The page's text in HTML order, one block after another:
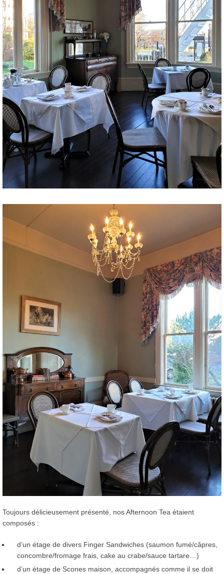
Toujours délicieusement présenté, nos Afternoon Tea étaient
composés :
d’un étage de divers Finger Sandwiches (saumon fumé/câpres,
concombre/fromage frais, cake au crabe/sauce tartare…)
d’un étage de Scones maison, accompagnés comme il se doit